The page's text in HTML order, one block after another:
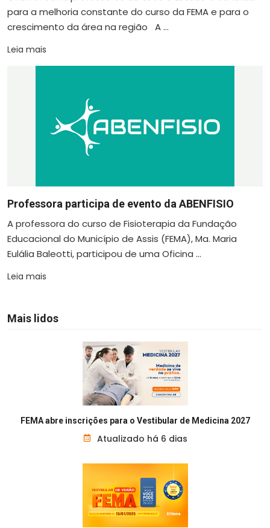
para a melhoria constante do curso da FEMA e para o
crescimento da área na região A ...
Leia mais
Professora participa de evento da ABENFISIO
A professora do curso de Fisioterapia da Fundação
Educacional do Município de Assis (FEMA), Ma. Maria
Eulália Baleotti, participou de uma Oficina ...
Leia mais
Mais lidos
FEMA abre inscrições para o Vestibular de Medicina 2027
Atualizado há 6 dias